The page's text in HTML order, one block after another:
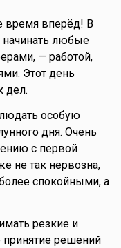
время вперёд! В
начинать любые
— работой,
Этот день
дел.
особую
дня. Очень
с первой
не так нервозна,
спокойными, а
резкие и
принятие решений